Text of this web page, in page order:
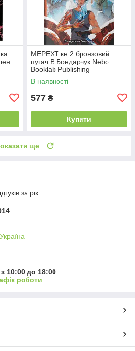
МЕРЕХТ кн.2 бронзовий
пугач В.Бондарчук Nebo
Booklab Publishing
В наявності
577 ₴
Купити
ще
за рік
10:00 до 18:00
роботи